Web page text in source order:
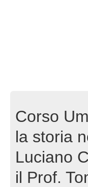
Corso
la storia
Luciano
il Prof.